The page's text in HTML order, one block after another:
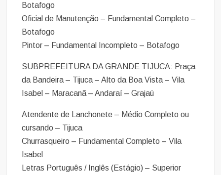
Botafogo
Oficial de Manutenção – Fundamental Completo –
Botafogo
Pintor – Fundamental Incompleto – Botafogo
SUBPREFEITURA DA GRANDE TIJUCA: Praça
da Bandeira – Tijuca – Alto da Boa Vista – Vila
Isabel – Maracanã – Andaraí – Grajaú
Atendente de Lanchonete – Médio Completo ou
cursando – Tijuca
Churrasqueiro – Fundamental Completo – Vila
Isabel
Letras Português / Inglês (Estágio) – Superior